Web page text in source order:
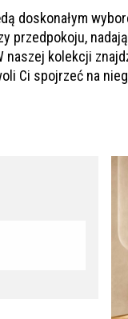
doskonałym
przedpokoju,
naszej kolekcji
Ci spojrzeć na